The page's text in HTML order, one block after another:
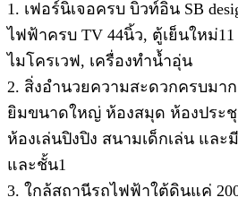
1. เฟอร์นิเจอครบ บิวท์อิน SB
ไฟฟ้าครบ TV 44นิ้ว, ตู้เย็นใหม่
ไมโครเวฟ, เครื่องทำน้ำอุ่น
2. สิ่งอำนวยความสะดวกครบมา
ยิมขนาดใหญ่ ห้องสมุด ห้องประ
ห้องเล่นปิงปิง สนามเด็กเล่น แล
และชั้น1
3. ใกล้สถานีรถไฟฟ้าใต้ดินแค่